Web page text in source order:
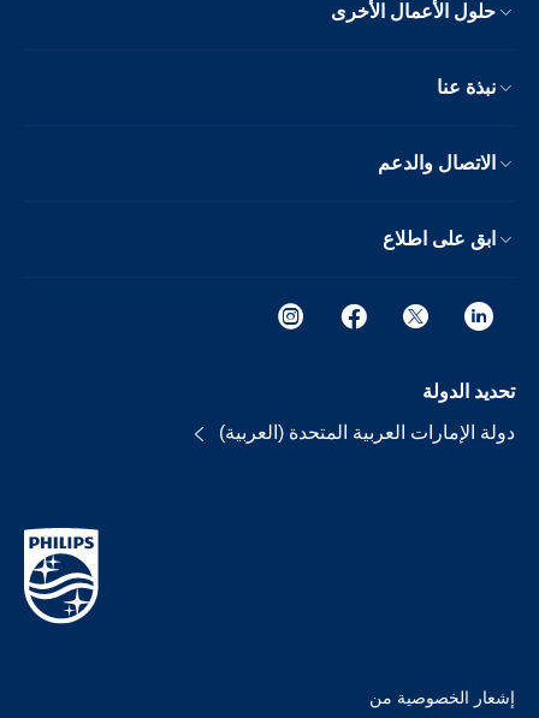
حلول الأعمال الأخرى
نبذة عنا
الاتصال والدعم
ابق على اطلاع
تحديد الدولة
دولة الإمارات العربية المتحدة (العربية)
إشعار الخصوصية من